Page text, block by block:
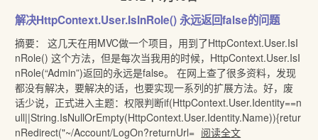
解决HttpContext.User.IsInRole() 永远返回false的问题
摘要： 这几天在用MVC做一个项目，用到了HttpContext.User.IsI
nRole() 这个方法，但是每次当我用的时候，HttpContext.User.IsI
nRole(“Admin”)返回的永远是false。 在网上查了很多资料，发现
都没有解决，要解决的话，也要实现一系列的扩展方法。好，废
话少说，正式进入主题：权限判断if(HttpContext.User.Identity==n
ull||String.IsNullOrEmpty(HttpContext.User.Identity.Name)){retur
nRedirect("~/Account/LogOn?returnUrl= 阅读全文